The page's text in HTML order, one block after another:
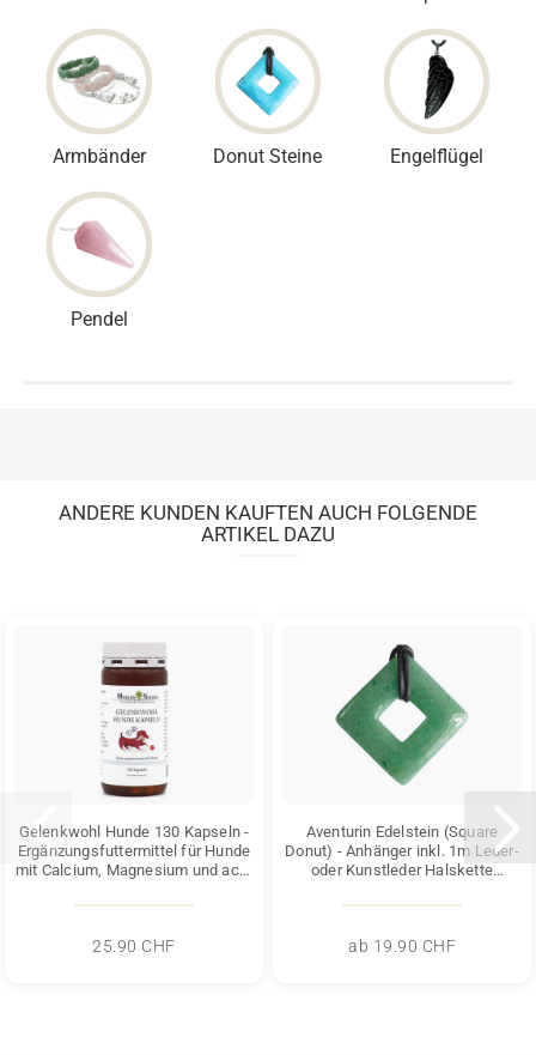
Armbänder Donut Steine Engelflügel
Pendel
ANDERE KUNDEN KAUFTEN AUCH FOLGENDE
ARTIKEL DAZU
Gelenkwohl Hunde 130 Kapseln -
Ergänzungsfuttermittel für Hunde
mit Calcium, Magnesium und acht
25.90 CHF
Aventurin Edelstein (Square
Donut) - Anhänger inkl. 1m Leder-
oder Kunstleder Halskette
ab 19.90 CHF